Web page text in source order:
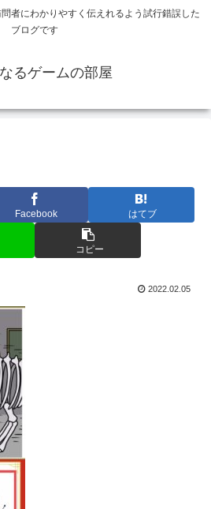
者にわかりやすく伝えれるよう試行錯誤した
ブログです
るゲームの部屋
Facebook はてブ
コピー
2022.02.05